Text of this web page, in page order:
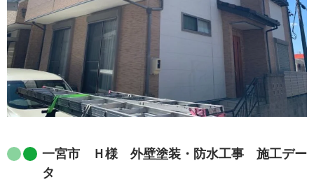
一宮市 Ｈ様 外壁塗装・防水工事 施工デー
タ